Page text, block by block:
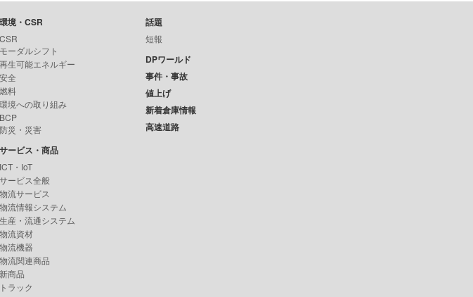
環境・CSR
CSR
モーダルシフト
再生可能エネルギー
安全
燃料
環境への取り組み
BCP
防災・災害
サービス・商品
ICT・IoT
サービス全般
物流サービス
物流情報システム
生産・流通システム
物流資材
物流機器
物流関連商品
新商品
トラック
話題
短報
DPワールド
事件・事故
値上げ
新着倉庫情報
高速道路